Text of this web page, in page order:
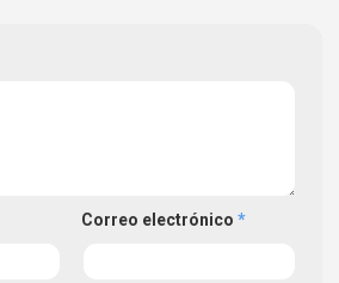
Correo electrónico *